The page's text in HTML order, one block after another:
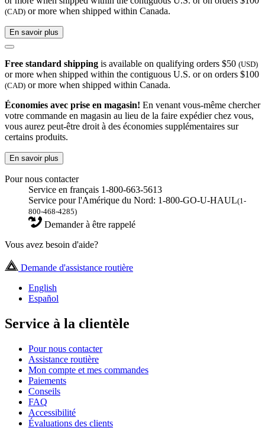
(CAD) or more when shipped within Canada.
En savoir plus
Free standard shipping is available on qualifying orders $50 (USD)
or more when shipped within the contiguous U.S. or on orders $100
(CAD) or more when shipped within Canada.
Économies avec prise en magasin! En venant vous-même chercher
votre commande en magasin au lieu de la faire expédier chez vous,
vous aurez peut-être droit à des économies supplémentaires sur
certains produits.
En savoir plus
Pour nous contacter
Service en français 1-800-663-5613
Service pour l'Amérique du Nord: 1-800-GO-U-HAUL(1-
800-468-4285)
Demander à être rappelé
Vous avez besoin d'aide?
Demande d'assistance routière
English
Español
Service à la clientèle
Pour nous contacter
Assistance routière
Mon compte et mes commandes
Paiements
Conseils
FAQ
Accessibilité
Évaluations des clients